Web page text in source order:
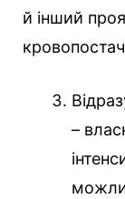
й інший
–